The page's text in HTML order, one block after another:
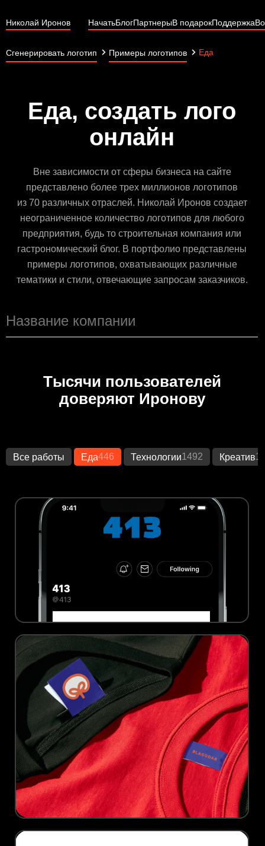
Николай Иронов НачатьБлогПартнерыВ подарокПоддержка
Сгенерировать логотип Примеры логотипов Еда
Еда, создать лого
онлайн
Вне зависимости от сферы бизнеса на сайте
представлено более трех миллионов логотипов
из 70 различных отраслей. Николай Иронов создает
неограниченное количество логотипов для любого
предприятия, будь то строительная компания или
гастрономический блог. В портфолио представлены
примеры логотипов, охватывающих различные
тематики и стили, отвечающие запросам заказчиков.
Тысячи пользователей
доверяют Иронову
Все работы Еда446 Технологии1492 Креатив